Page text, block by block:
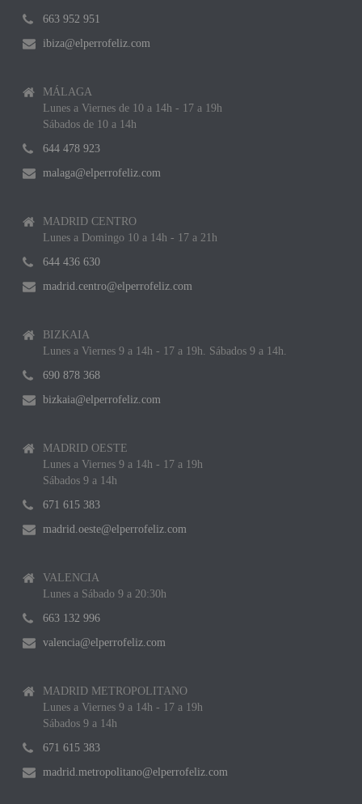
663 952 951
ibiza@elperrofeliz.com
MÁLAGA
Lunes a Viernes de 10 a 14h - 17 a 19h
Sábados de 10 a 14h
644 478 923
malaga@elperrofeliz.com
MADRID CENTRO
Lunes a Domingo 10 a 14h - 17 a 21h
644 436 630
madrid.centro@elperrofeliz.com
BIZKAIA
Lunes a Viernes 9 a 14h - 17 a 19h. Sábados 9 a 14h.
690 878 368
bizkaia@elperrofeliz.com
MADRID OESTE
Lunes a Viernes 9 a 14h - 17 a 19h
Sábados 9 a 14h
671 615 383
madrid.oeste@elperrofeliz.com
VALENCIA
Lunes a Sábado 9 a 20:30h
663 132 996
valencia@elperrofeliz.com
MADRID METROPOLITANO
Lunes a Viernes 9 a 14h - 17 a 19h
Sábados 9 a 14h
671 615 383
madrid.metropolitano@elperrofeliz.com